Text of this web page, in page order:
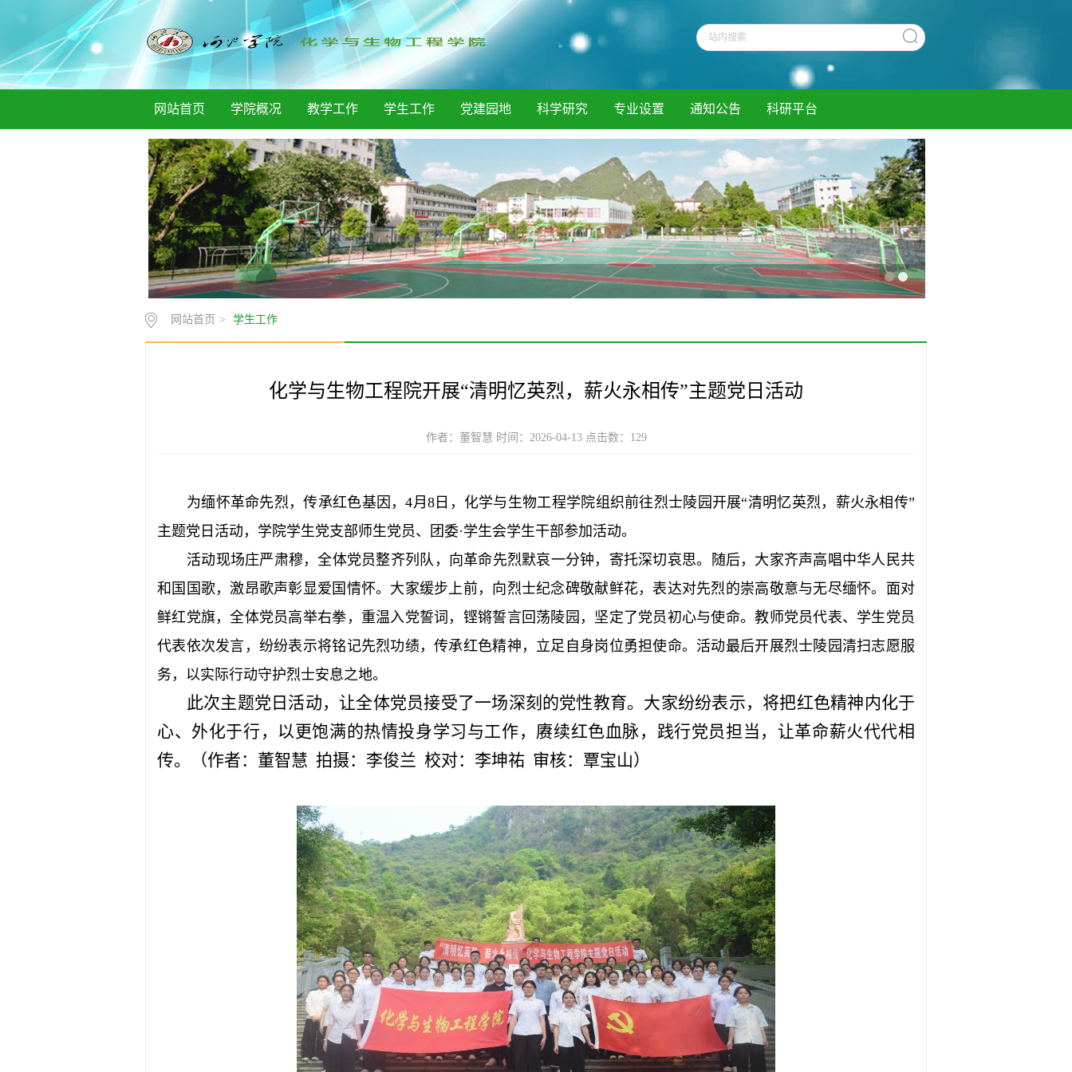
网站首页 学院概况 教学工作 学生工作 党建园地 科学研究 专业设置 通知公告 科研平台
网站首页 > 学生工作
化学与生物工程院开展“清明忆英烈，薪火永相传”主题党日活动
作者：董智慧 时间：2026-04-13 点击数： 129
为缅怀革命先烈，传承红色基因，4月8日，化学与生物工程学院组织前往烈士陵园开展“清明忆英烈，薪火永相传”
主题党日活动，学院学生党支部师生党员、团委·学生会学生干部参加活动。
活动现场庄严肃穆，全体党员整齐列队，向革命先烈默哀一分钟，寄托深切哀思。随后，大家齐声高唱中华人民共
和国国歌，激昂歌声彰显爱国情怀。大家缓步上前，向烈士纪念碑敬献鲜花，表达对先烈的崇高敬意与无尽缅怀。面对
鲜红党旗，全体党员高举右拳，重温入党誓词，铿锵誓言回荡陵园，坚定了党员初心与使命。教师党员代表、学生党员
代表依次发言，纷纷表示将铭记先烈功绩，传承红色精神，立足自身岗位勇担使命。活动最后开展烈士陵园清扫志愿服
务，以实际行动守护烈士安息之地。
此次主题党日活动，让全体党员接受了一场深刻的党性教育。大家纷纷表示，将把红色精神内化于
心、外化于行，以更饱满的热情投身学习与工作，赓续红色血脉，践行党员担当，让革命薪火代代相
传。（作者：董智慧 拍摄：李俊兰 校对：李坤祐 审核：覃宝山）